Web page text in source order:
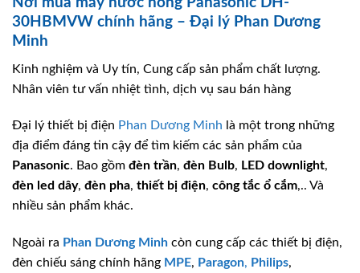
30HBMVW chính hãng – Đại lý Phan Dương
Minh
Kinh nghiệm và Uy tín, Cung cấp sản phẩm chất lượng.
Nhân viên tư vấn nhiệt tình, dịch vụ sau bán hàng
Đại lý thiết bị điện Phan Dương Minh là một trong những
địa điểm đáng tin cậy để tìm kiếm các sản phẩm của
Panasonic. Bao gồm đèn trần, đèn Bulb, LED downlight,
đèn led dây, đèn pha, thiết bị điện, công tắc ổ cắm,.. Và
nhiều sản phẩm khác.
Ngoài ra Phan Dương Minh còn cung cấp các thiết bị điện,
đèn chiếu sáng chính hãng MPE, Paragon, Philips,